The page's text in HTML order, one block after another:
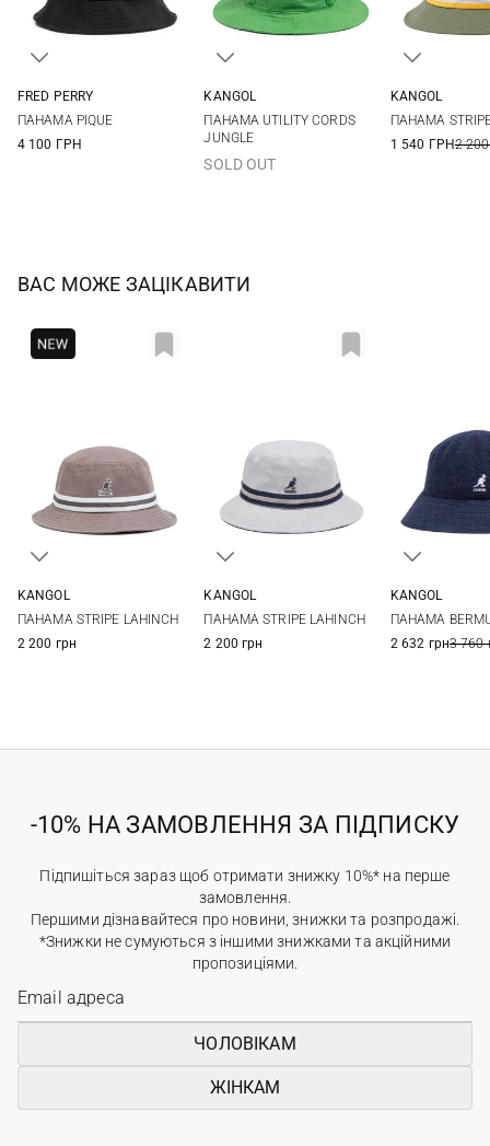
FRED PERRY
ПАНАМА PIQUE
4 100 ГРН
KANGOL
ПАНАМА UTILITY CORDS
JUNGLE
SOLD OUT
KANGOL
ПАНАМА
1 540 ГРН2
ВАС МОЖЕ ЗАЦІКАВИТИ
KANGOL
ПАНАМА STRIPE LAHINCH
2 200 грн
KANGOL
ПАНАМА STRIPE LAHINCH
2 200 грн
KANGOL
ПАНАМА
2 632 грн3 760
-10% НА ЗАМОВЛЕННЯ ЗА ПІДПИСКУ
Підпишіться зараз щоб отримати знижку 10%* на перше
замовлення.
Першими дізнавайтеся про новини, знижки та розпродажі.
*Знижки не сумуються з іншими знижками та акційними
пропозиціями.
ЧОЛОВІКАМ
ЖІНКАМ